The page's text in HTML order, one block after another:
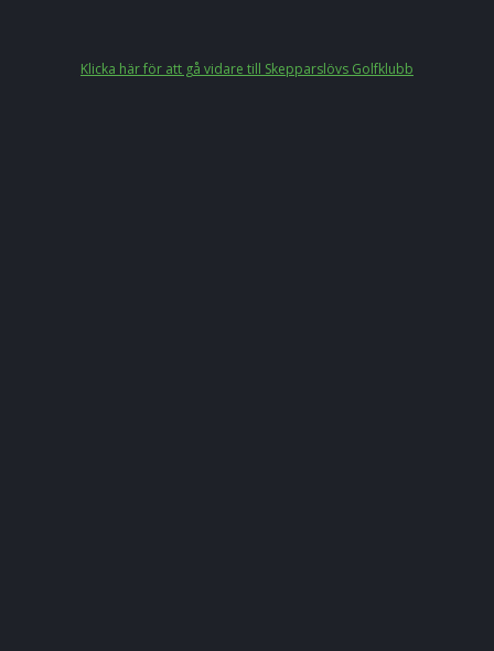
Klicka här för att gå vidare till Skepparslövs Golfklubb